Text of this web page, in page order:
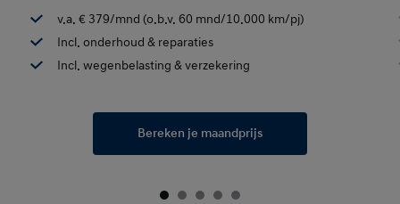
v.a. € 379/mnd (o.b.v. 60 mnd/10.000 km/pj)
Incl. onderhoud & reparaties
Incl. wegenbelasting & verzekering
Bereken je maandprijs